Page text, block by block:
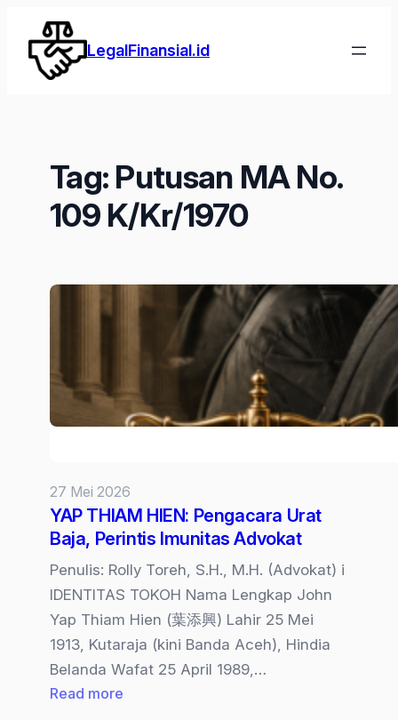
Lewati
konten
LegalFinansial.id
Tag: Putusan MA No.
109 K/Kr/1970
27 Mei 2026
YAP THIAM HIEN: Pengacara Urat
Baja, Perintis Imunitas Advokat
Penulis: Rolly Toreh, S.H., M.H. (Advokat) i
IDENTITAS TOKOH Nama Lengkap John
Yap Thiam Hien (葉添興) Lahir 25 Mei
1913, Kutaraja (kini Banda Aceh), Hindia
Belanda Wafat 25 April 1989,…
Read more